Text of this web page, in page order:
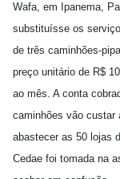
Wafa, em Ipanema,
substituísse os
de três caminhões-
preço unitário de R$
ao mês. A conta
caminhões vão custar
abastecer as 50 lojas
Cedae foi tomada na